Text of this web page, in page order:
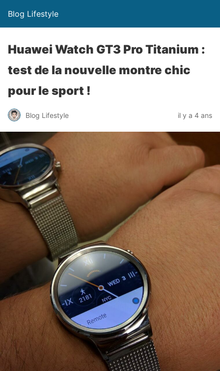
Blog Lifestyle
Huawei Watch GT3 Pro Titanium :
test de la nouvelle montre chic
pour le sport !
Blog Lifestyle il y a 4 ans